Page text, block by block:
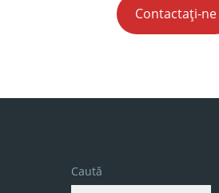
Contactați-ne
Caută